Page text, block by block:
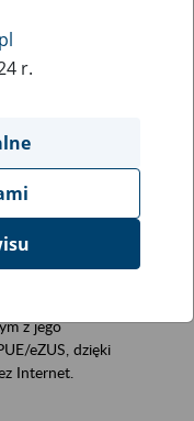
z jego
eZUS, dzięki
Internet.
r.